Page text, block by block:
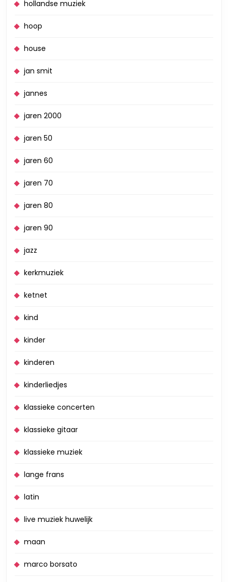
hollandse muziek
hoop
house
jan smit
jannes
jaren 2000
jaren 50
jaren 60
jaren 70
jaren 80
jaren 90
jazz
kerkmuziek
ketnet
kind
kinder
kinderen
kinderliedjes
klassieke concerten
klassieke gitaar
klassieke muziek
lange frans
latin
live muziek huwelijk
maan
marco borsato